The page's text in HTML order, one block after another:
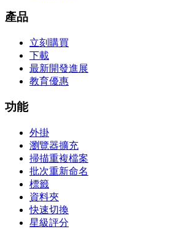
產品
立刻購買
下載
最新開發進展
教育優惠
功能
外掛
瀏覽器擴充
掃描重複檔案
批次重新命名
標籤
資料夾
快速切換
星級評分